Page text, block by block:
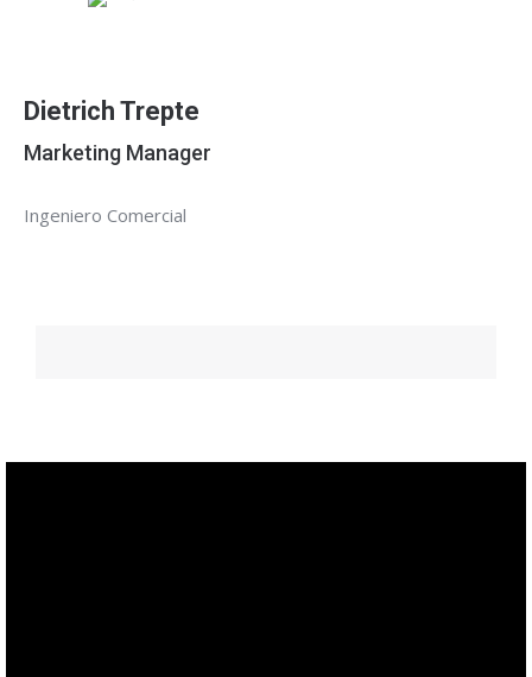
Dietrich Trepte
Marketing Manager
Ingeniero Comercial